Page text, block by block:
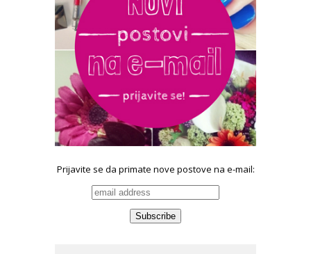
Prijavite se da primate nove postove na e-mail: